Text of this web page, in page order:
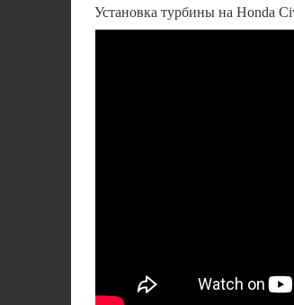
Установка турбины на Honda